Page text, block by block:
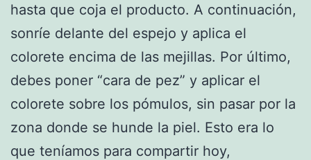
hasta que coja el producto. A continuación,
sonríe delante del espejo y aplica el
colorete encima de las mejillas. Por último,
debes poner “cara de pez” y aplicar el
colorete sobre los pómulos, sin pasar por la
zona donde se hunde la piel. Esto era lo
que teníamos para compartir hoy,